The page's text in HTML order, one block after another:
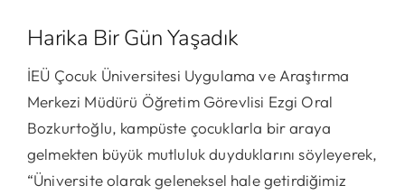
Harika Bir Gün Yaşadık
İEÜ Çocuk Üniversitesi Uygulama ve Araştırma
Merkezi Müdürü Öğretim Görevlisi Ezgi Oral
Bozkurtoğlu, kampüste çocuklarla bir araya
gelmekten büyük mutluluk duyduklarını söyleyerek,
“Üniversite olarak geleneksel hale getirdiğimiz